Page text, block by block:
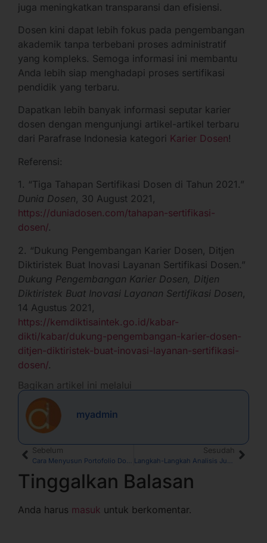
juga meningkatkan transparansi dan efisiensi.
Dosen kini dapat lebih fokus pada pengembangan
akademik tanpa terbebani proses administratif
yang kompleks. Semoga informasi ini membantu
Anda lebih siap menghadapi proses sertifikasi
pendidik yang terbaru.
Dapatkan lebih banyak informasi seputar karier
dosen dengan mengunjungi artikel-artikel terbaru
dari Parafrase Indonesia kategori Karier Dosen!
Referensi:
1. “Tiga Tahapan Sertifikasi Dosen di Tahun 2021.”
Dunia Dosen, 30 August 2021,
https://duniadosen.com/tahapan-sertifikasi-
dosen/.
2. “Dukung Pengembangan Karier Dosen, Ditjen
Diktiristek Buat Inovasi Layanan Sertifikasi Dosen.”
Dukung Pengembangan Karier Dosen, Ditjen
Diktiristek Buat Inovasi Layanan Sertifikasi Dosen
14 Agustus 2021,
https://kemdiktisaintek.go.id/kabar-
dikti/kabar/dukung-pengembangan-karier-dosen-
ditjen-diktiristek-buat-inovasi-layanan-sertifikasi-
dosen/.
Bagikan artikel ini melalui
myadmin
Sebelum
Cara Menyusun Portofolio Dosen agar Lolos Penilaian
Sesudah
Langkah-Langkah Analisis Jurnal dan Contohnya
Tinggalkan Balasan
Anda harus masuk untuk berkomentar.